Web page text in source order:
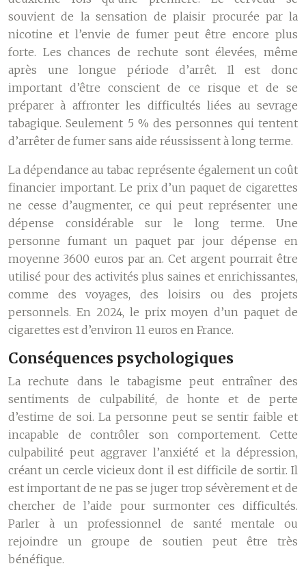
souvient de la sensation de plaisir procurée par la
nicotine et l’envie de fumer peut être encore plus
forte. Les chances de rechute sont élevées, même
après une longue période d’arrêt. Il est donc
important d’être conscient de ce risque et de se
préparer à affronter les difficultés liées au sevrage
tabagique. Seulement 5 % des personnes qui tentent
d’arrêter de fumer sans aide réussissent à long terme.
La dépendance au tabac représente également un coût
financier important. Le prix d’un paquet de cigarettes
ne cesse d’augmenter, ce qui peut représenter une
dépense considérable sur le long terme. Une
personne fumant un paquet par jour dépense en
moyenne 3600 euros par an. Cet argent pourrait être
utilisé pour des activités plus saines et enrichissantes,
comme des voyages, des loisirs ou des projets
personnels. En 2024, le prix moyen d’un paquet de
cigarettes est d’environ 11 euros en France.
Conséquences psychologiques
La rechute dans le tabagisme peut entraîner des
sentiments de culpabilité, de honte et de perte
d’estime de soi. La personne peut se sentir faible et
incapable de contrôler son comportement. Cette
culpabilité peut aggraver l’anxiété et la dépression,
créant un cercle vicieux dont il est difficile de sortir. Il
est important de ne pas se juger trop sévèrement et de
chercher de l’aide pour surmonter ces difficultés.
Parler à un professionnel de santé mentale ou
rejoindre un groupe de soutien peut être très
bénéfique.